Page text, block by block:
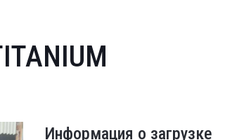
Информация о загрузке